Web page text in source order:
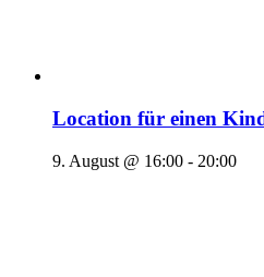
Location für einen
9. August @ 16:00 - 20:00